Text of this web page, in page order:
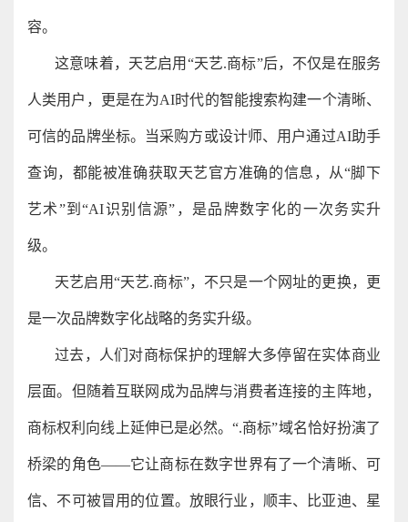
容。
这意味着，天艺启用“天艺.商标”后，不仅是在服务
人类用户，更是在为AI时代的智能搜索构建一个清晰、
可信的品牌坐标。当采购方或设计师、用户通过AI助手
查询，都能被准确获取天艺官方准确的信息，从“脚下
艺术”到“AI识别信源”，是品牌数字化的一次务实升
级。
天艺启用“天艺.商标”，不只是一个网址的更换，更
是一次品牌数字化战略的务实升级。
过去，人们对商标保护的理解大多停留在实体商业
层面。但随着互联网成为品牌与消费者连接的主阵地，
商标权利向线上延伸已是必然。“.商标”域名恰好扮演了
桥梁的角色——它让商标在数字世界有了一个清晰、可
信、不可被冒用的位置。放眼行业，顺丰、比亚迪、星